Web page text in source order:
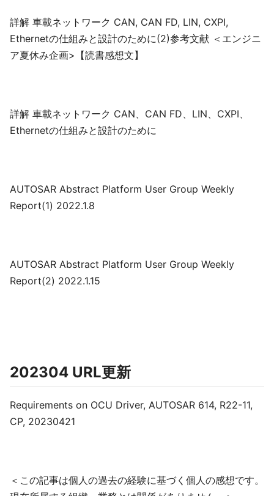
詳解 車載ネットワーク CAN, CAN FD, LIN, CXPI,
Ethernetの仕組みと設計のために(2)参考文献 ＜エンジニ
ア夏休み企画>【読書感想文】
詳解 車載ネットワーク CAN、CAN FD、LIN、CXPI、
Ethernetの仕組みと設計のために
AUTOSAR Abstract Platform User Group Weekly
Report(1) 2022.1.8
AUTOSAR Abstract Platform User Group Weekly
Report(2) 2022.1.15
202304 URL更新
Requirements on OCU Driver, AUTOSAR 614, R22-11,
CP, 20230421
＜この記事は個人の過去の経験に基づく個人の感想です。